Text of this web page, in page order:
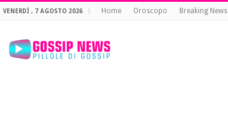
VENERDÌ , 7 AGOSTO 2026 Home Oroscopo Breaking News